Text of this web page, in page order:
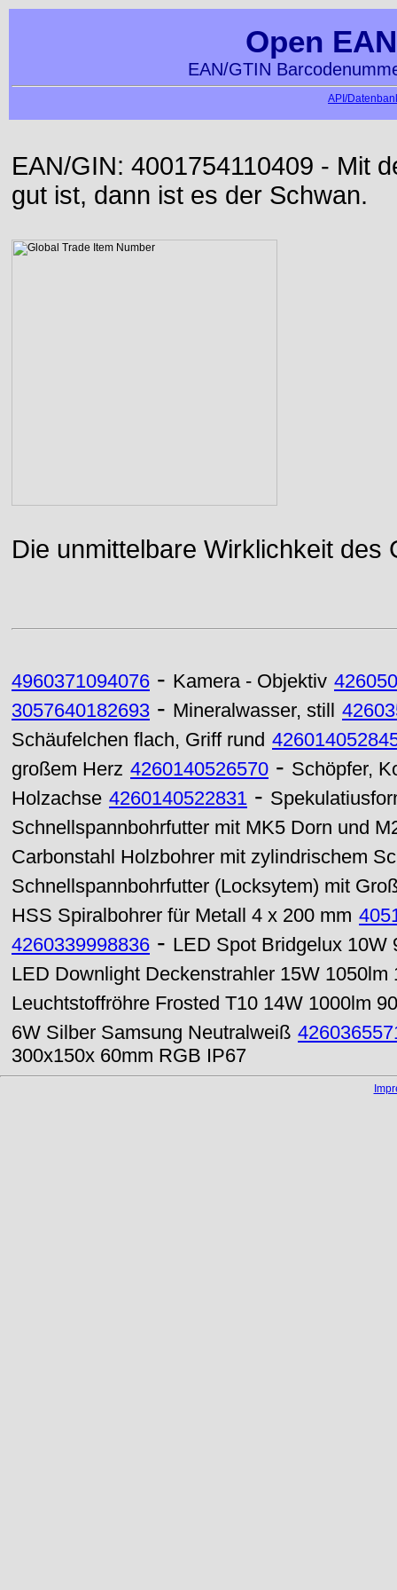
Open
EAN/GTIN
API/
EAN/GIN: 4001754110409 - Mit
gut ist, dann ist es der Schwan.
Die unmittelbare Wirklichkeit des
4960371094076 - Kamera - Objektiv
3057640182693 - Mineralwasser, still
Schäufelchen flach, Griff rund
großem Herz 4260140526570 - Schöpfer,
Holzachse 4260140522831 -
Schnellspannbohrfutter mit MK5 Dorn und
Carbonstahl Holzbohrer mit zylindrischem
Schnellspannbohrfutter (Locksytem) mit
HSS Spiralbohrer für Metall 4 x 200 mm
4260339998836 - LED Spot Bridgelux 10W
LED Downlight Deckenstrahler 15W
Leuchtstoffröhre Frosted T10 14W 1000lm
6W Silber Samsung Neutralweiß
300x150x 60mm RGB IP67